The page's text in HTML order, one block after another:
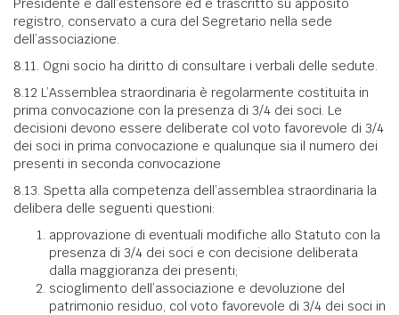
Presidente e dall’estensore ed è trascritto su apposito
registro, conservato a cura del Segretario nella sede
dell’associazione.
8.11. Ogni socio ha diritto di consultare i verbali delle sedute.
8.12 L’Assemblea straordinaria è regolarmente costituita in
prima convocazione con la presenza di 3/4 dei soci. Le
decisioni devono essere deliberate col voto favorevole di 3/4
dei soci in prima convocazione e qualunque sia il numero dei
presenti in seconda convocazione
8.13. Spetta alla competenza dell’assemblea straordinaria la
delibera delle seguenti questioni:
approvazione di eventuali modifiche allo Statuto con la
presenza di 3/4 dei soci e con decisione deliberata
dalla maggioranza dei presenti;
scioglimento dell’associazione e devoluzione del
patrimonio residuo, col voto favorevole di 3/4 dei soci in